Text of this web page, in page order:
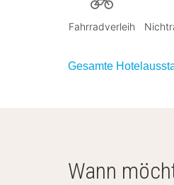
Fahrradverleih
Gesamte
Wann